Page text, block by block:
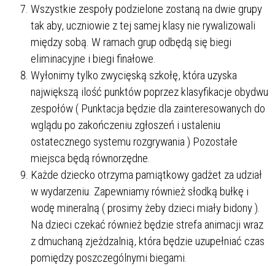
Wszystkie zespoły podzielone zostaną na dwie grupy
tak aby, uczniowie z tej samej klasy nie rywalizowali
między sobą. W ramach grup odbędą się biegi
eliminacyjne i biegi finałowe.
Wyłonimy tylko zwycięską szkołę, która uzyska
największą ilość punktów poprzez klasyfikacje obydwu
zespołów ( Punktacja będzie dla zainteresowanych do
wglądu po zakończeniu zgłoszeń i ustaleniu
ostatecznego systemu rozgrywania ) Pozostałe
miejsca będą równorzędne.
Każde dziecko otrzyma pamiątkowy gadżet za udział
w wydarzeniu. Zapewniamy również słodką bułkę i
wodę mineralną ( prosimy żeby dzieci miały bidony ).
Na dzieci czekać również będzie strefa animacji wraz
z dmuchaną zjeżdzalnią, która będzie uzupełniać czas
pomiędzy poszczególnymi biegami.